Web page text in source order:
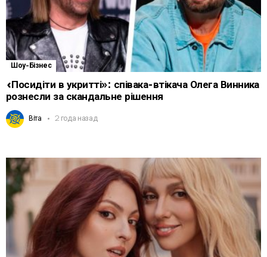
Шоу-Бізнес
«Посидіти в укритті»: співака-втікача Олега Винника
рознесли за скандальне рішення
Віта 2 года назад